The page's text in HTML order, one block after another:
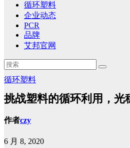
循环塑料
企业动态
PCR
品牌
艾邦官网
循环塑料
挑战塑料的循环利用，光
作者czy
6 月 8, 2020